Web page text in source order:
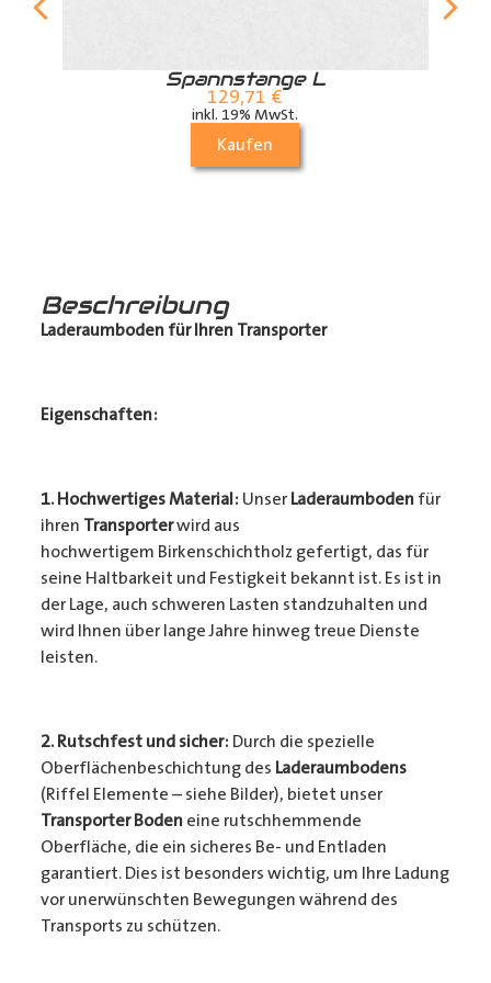
Spannstange L
129,71 €
inkl. 19% MwSt.
Kaufen
Beschreibung
Laderaumboden für Ihren Transporter
Eigenschaften:
1. Hochwertiges Material: Unser Laderaumbodenfür
ihren Transporterwird aus
hochwertigem Birkenschichtholz gefertigt, das für
seine Haltbarkeit und Festigkeit bekannt ist. Es ist in
der Lage, auch schweren Lasten standzuhalten und
wird Ihnen über lange Jahre hinweg treue Dienste
leisten.
2. Rutschfest und sicher: Durch die spezielle
Oberflächenbeschichtung des Laderaumbodens
(Riffel Elemente – siehe Bilder), bietet unser
Transporter Bodeneine rutschhemmende
Oberfläche, die ein sicheres Be- und Entladen
garantiert. Dies ist besonders wichtig, um Ihre Ladung
vor unerwünschten Bewegungen während des
Transports zu schützen.